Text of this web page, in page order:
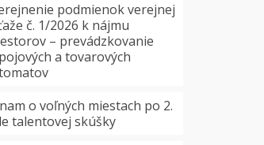
podmienok verejnej
č. 1/2026 k nájmu
– prevádzkovanie
a tovarových
o voľných miestach po 2.
talentovej skúšky